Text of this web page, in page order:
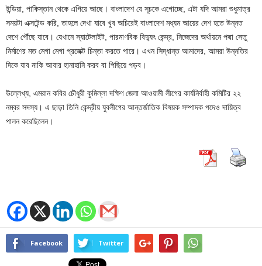
ইন্ডিয়া, পাকিস্তান থেকে এগিয়ে আছে। বাংলাদেশ যে সূচকে এগোচ্ছে, এটা যদি আমরা শুধুমাত্র
সময়টা এক্সটেন্ড করি, তাহলে দেখা যাবে খুব অচিরেই বাংলাদেশ মধ্যম আয়ের দেশ হতে উন্নত
দেশে পৌঁছে যাবে। যেখানে স্যাটেলাইট, পারমাণবিক বিদ্যুৎ কেন্দ্র, নিজেদের অর্থায়নে পদ্মা সেতু
নির্মাণের মত মেগা মেগা প্রজেক্ট চিন্তা করতে পারে। এখন সিদ্ধান্ত আমাদের, আমরা উন্নতির
দিকে যাব নাকি আবার হানাহানি করব বা পিছিয়ে পড়ব।
উল্লেখ্য, এমরান কবির চৌধুরী কুমিল্লা দক্ষিণ জেলা আওয়ামী লীগের কার্যনির্বাহী কমিটির ২২
নম্বর সদস্য। এ ছাড়া তিনি কেন্দ্রীয় যুবলীগের আন্তর্জাতিক বিষয়ক সম্পাদক পদেও দায়িত্ব
পালন করেছিলেন।
Facebook Twitter